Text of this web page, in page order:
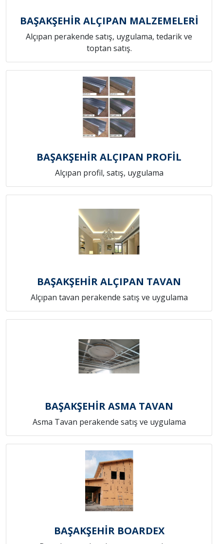
BAŞAKŞEHİR ALÇIPAN MALZEMELERİ
Alçıpan perakende satış, uygulama, tedarik ve
toptan satış.
BAŞAKŞEHİR ALÇIPAN PROFİL
Alçıpan profil, satış, uygulama
BAŞAKŞEHİR ALÇIPAN TAVAN
Alçıpan tavan perakende satış ve uygulama
BAŞAKŞEHİR ASMA TAVAN
Asma Tavan perakende satış ve uygulama
BAŞAKŞEHİR BOARDEX